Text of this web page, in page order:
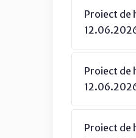
Proiect de
Proiect de
Proiect de